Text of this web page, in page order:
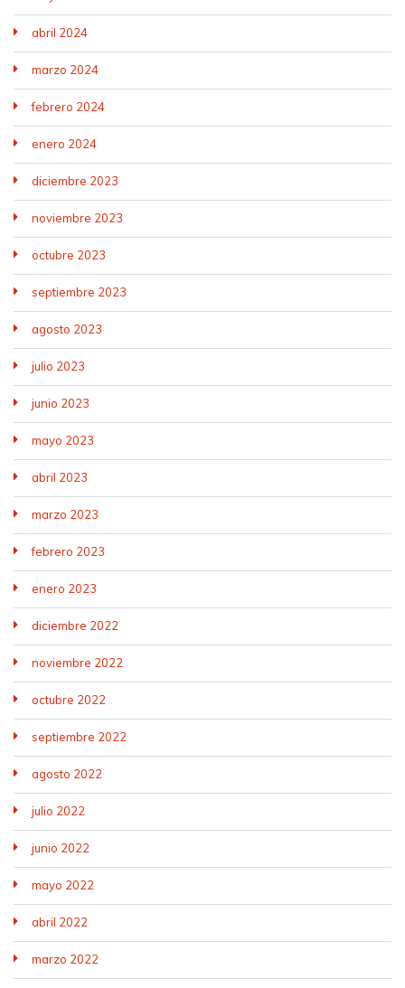
abril 2024
marzo 2024
febrero 2024
enero 2024
diciembre 2023
noviembre 2023
octubre 2023
septiembre 2023
agosto 2023
julio 2023
junio 2023
mayo 2023
abril 2023
marzo 2023
febrero 2023
enero 2023
diciembre 2022
noviembre 2022
octubre 2022
septiembre 2022
agosto 2022
julio 2022
junio 2022
mayo 2022
abril 2022
marzo 2022